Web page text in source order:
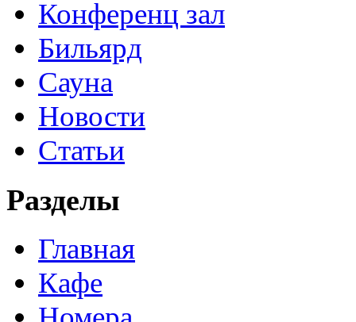
Конференц зал
Бильярд
Сауна
Новости
Статьи
Разделы
Главная
Кафе